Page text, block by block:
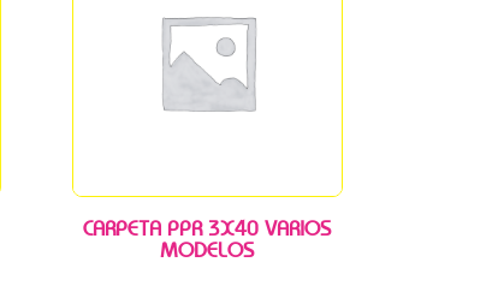
CARPETA PPR 3X40 VARIOS
MODELOS